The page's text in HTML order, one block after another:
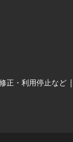
正・利用停止など